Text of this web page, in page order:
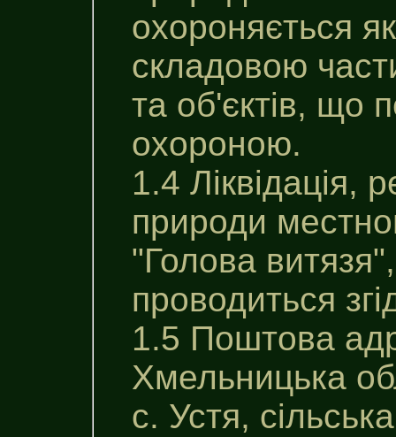
охороняється
складовою
та об'єктів, що
охороною.
1.4 Ліквідація,
природи
"Голова
проводиться
1.5 Поштова
Хмельницька
с. Устя,